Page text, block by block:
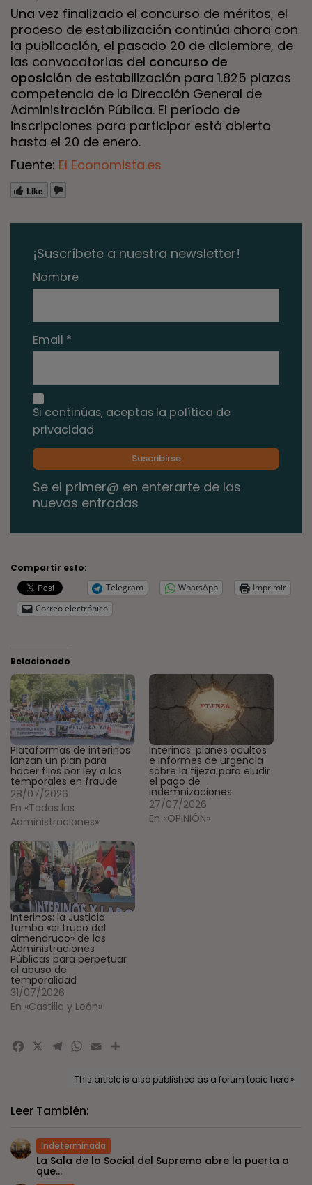
Una vez finalizado el concurso de méritos, el
proceso de estabilización continúa ahora con
la publicación, el pasado 20 de diciembre, de
las convocatorias del concurso de
oposición de estabilización para 1.825 plazas
competencia de la Dirección General de
Administración Pública. El período de
inscripciones para participar está abierto
hasta el 20 de enero.
Fuente: El Economista.es
Like
¡Suscríbete a nuestra newsletter!
Nombre
Email *
Si continúas, aceptas la política de
privacidad
Se el primer@ en enterarte de las
nuevas entradas
Compartir esto:
Telegram
WhatsApp
Imprimir
Correo electrónico
Relacionado
Plataformas de interinos
lanzan un plan para
hacer fijos por ley a los
temporales en fraude
28/07/2026
En «Todas las
Administraciones»
Interinos: planes ocultos
e informes de urgencia
sobre la fijeza para eludir
el pago de
indemnizaciones
27/07/2026
En «OPINIÓN»
Interinos: la Justicia
tumba «el truco del
almendruco» de las
Administraciones
Públicas para perpetuar
el abuso de
temporalidad
31/07/2026
En «Castilla y León»
Facebook
X Telegram
WhatsApp
EmailCompartir
This article is also published as a forum topic here »
Leer También:
Indeterminada
La Sala de lo Social del Supremo abre la puerta a
que...